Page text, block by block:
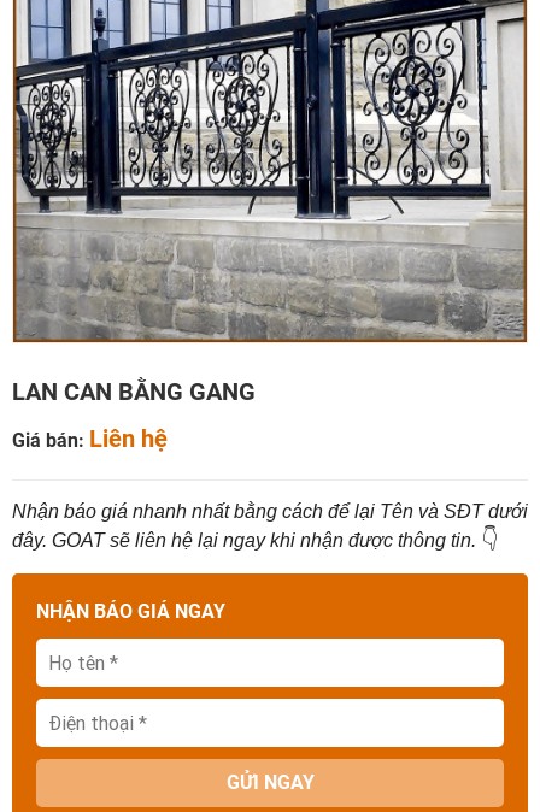
LAN CAN BẰNG GANG
Giá bán: Liên hệ
Nhận báo giá nhanh nhất bằng cách để lại Tên và SĐT dưới
đây. GOAT sẽ liên hệ lại ngay khi nhận được thông tin. 👇
NHẬN BÁO GIÁ NGAY
GỬI NGAY